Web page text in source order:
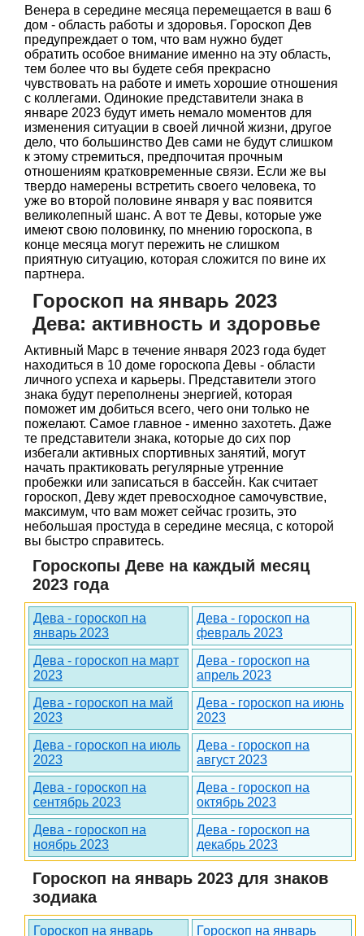
Венера в середине месяца перемещается в ваш 6
дом - область работы и здоровья. Гороскоп Дев
предупреждает о том, что вам нужно будет
обратить особое внимание именно на эту область,
тем более что вы будете себя прекрасно
чувствовать на работе и иметь хорошие отношения
с коллегами. Одинокие представители знака в
январе 2023 будут иметь немало моментов для
изменения ситуации в своей личной жизни, другое
дело, что большинство Дев сами не будут слишком
к этому стремиться, предпочитая прочным
отношениям кратковременные связи. Если же вы
твердо намерены встретить своего человека, то
уже во второй половине января у вас появится
великолепный шанс. А вот те Девы, которые уже
имеют свою половинку, по мнению гороскопа, в
конце месяца могут пережить не слишком
приятную ситуацию, которая сложится по вине их
партнера.
Гороскоп на январь 2023
Дева: активность и здоровье
Активный Марс в течение января 2023 года будет
находиться в 10 доме гороскопа Девы - области
личного успеха и карьеры. Представители этого
знака будут переполнены энергией, которая
поможет им добиться всего, чего они только не
пожелают. Самое главное - именно захотеть. Даже
те представители знака, которые до сих пор
избегали активных спортивных занятий, могут
начать практиковать регулярные утренние
пробежки или записаться в бассейн. Как считает
гороскоп, Деву ждет превосходное самочувствие,
максимум, что вам может сейчас грозить, это
небольшая простуда в середине месяца, с которой
вы быстро справитесь.
Гороскопы Деве на каждый месяц
2023 года
Дева - гороскоп на
январь 2023
Дева - гороскоп на
февраль 2023
Дева - гороскоп на март
2023
Дева - гороскоп на
апрель 2023
Дева - гороскоп на май
2023
Дева - гороскоп на июнь
2023
Дева - гороскоп на июль
2023
Дева - гороскоп на
август 2023
Дева - гороскоп на
сентябрь 2023
Дева - гороскоп на
октябрь 2023
Дева - гороскоп на
ноябрь 2023
Дева - гороскоп на
декабрь 2023
Гороскоп на январь 2023 для знаков
зодиака
Гороскоп на январь Гороскоп на январь